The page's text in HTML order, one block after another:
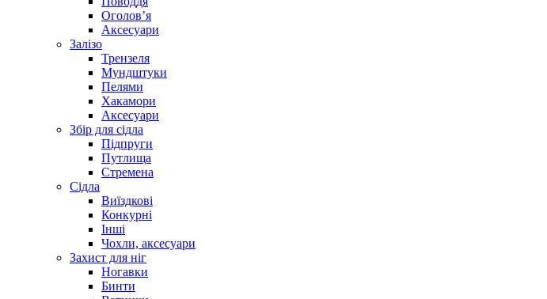
Оголов’я
Аксесуари
Залізо
Трензеля
Мундштуки
Пелями
Хакамори
Аксесуари
Збір для сідла
Підпруги
Путлища
Стремена
Сідла
Виїздкові
Конкурні
Інші
Чохли, аксесуари
Захист для ніг
Ногавки
Бинти